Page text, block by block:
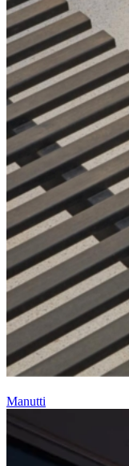
Manutti